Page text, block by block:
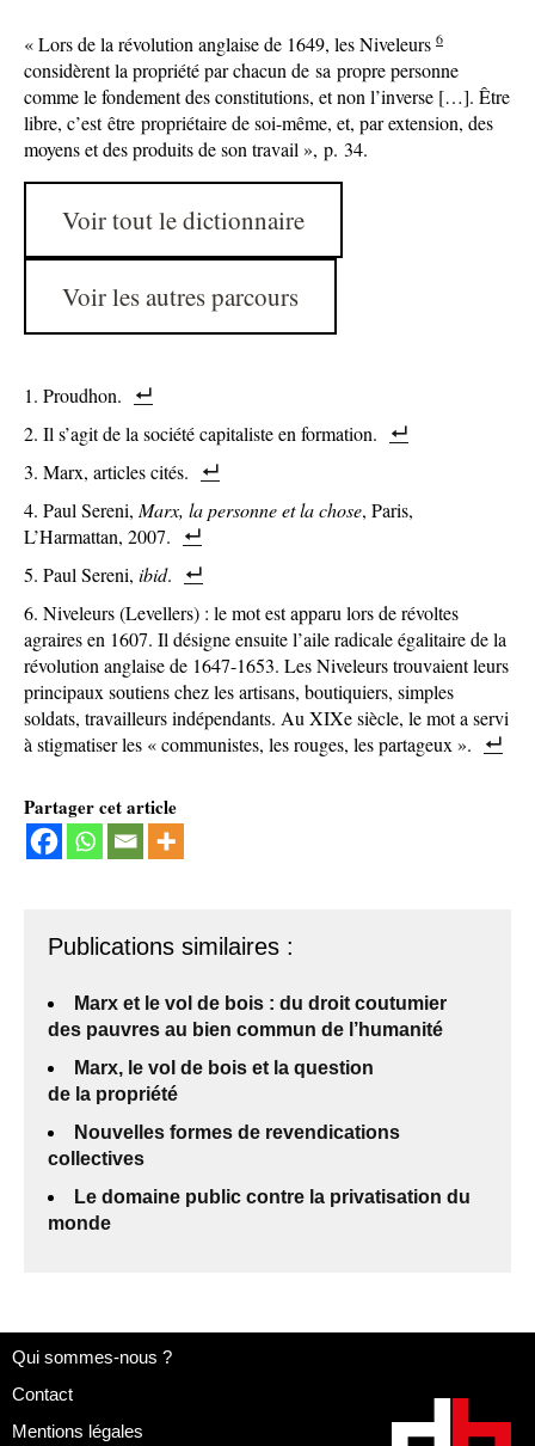
« Lors de la révolution anglaise de 1649, les Niveleurs 6
considèrent la propriété par chacun de sa propre personne
comme le fondement des constitutions, et non l’inverse […]. Être
libre, c’est être propriétaire de soi-même, et, par extension, des
moyens et des produits de son travail », p. 34.
Voir tout le dictionnaire
Voir les autres parcours
Proudhon.
Il s’agit de la société capitaliste en formation.
Marx, articles cités.
Paul Sereni, Marx, la personne et la chose, Paris,
L’Harmattan, 2007.
Paul Sereni, ibid.
Niveleurs (Levellers) : le mot est apparu lors de révoltes
agraires en 1607. Il désigne ensuite l’aile radicale égalitaire de la
révolution anglaise de 1647-1653. Les Niveleurs trouvaient leurs
principaux soutiens chez les artisans, boutiquiers, simples
soldats, travailleurs indépendants. Au XIXe siècle, le mot a servi
à stigmatiser les « communistes, les rouges, les partageux ».
Partager cet article
Publications similaires :
Marx et le vol de bois : du droit coutumier
des pauvres au bien commun de l’humanité
Marx, le vol de bois et la question
de la propriété
Nouvelles formes de revendications
collectives
Le domaine public contre la privatisation du
monde
Qui sommes-nous ?
Contact
Mentions légales